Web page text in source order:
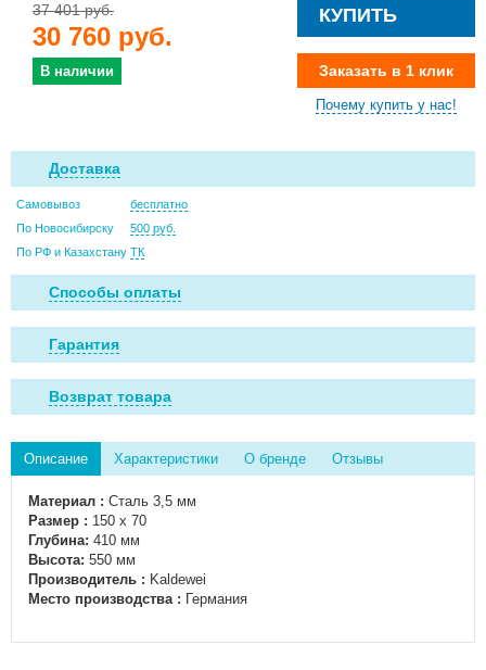
37 401 руб.
30 760 руб.
В наличии
КУПИТЬ
Заказать в 1 клик
Почему купить у нас!
Доставка
Самовывоз
бесплатно
По Новосибирску
500 руб.
По РФ и Казахстану ТК
Способы оплаты
Гарантия
Возврат товара
Описание Характеристики О бренде Отзывы
Материал : Сталь 3,5 мм
Размер : 150 x 70
Глубина: 410 мм
Высота: 550 мм
Производитель : Kaldewei
Место производства : Германия